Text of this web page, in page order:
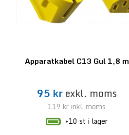
Apparatkabel C13 Gul 1,8 m
95 krexkl. moms
119 kr inkl. moms
+10 st i lager